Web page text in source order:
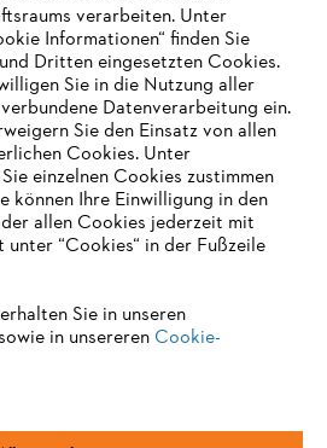
Rechtliche Informationen
WIRD NICHT
Seite empfehlen wir Ihnen, zu
zu wechseln:
Chrome
verarbeiten. Unter
Informationen“ finden Sie
Dritten eingesetzten Cookies.
Sie in die Nutzung aller
Datenverarbeitung ein.
Sie den Einsatz von allen
Cookies. Unter
einzelnen Cookies zustimmen
können Ihre Einwilligung in den
allen Cookies jederzeit mit
“Cookies“ in der Fußzeile
Sie in unseren
in unsereren Cookie-